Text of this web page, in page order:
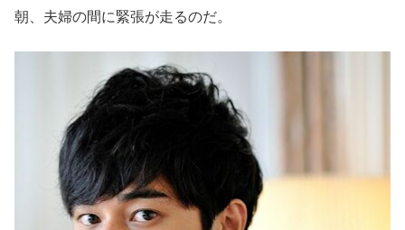
朝、夫婦の間に緊張が走るのだ。